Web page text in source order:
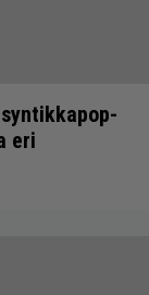
eri